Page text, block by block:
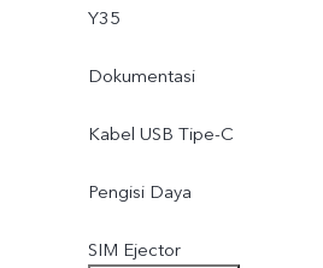
Y35
Dokumentasi
Kabel USB Tipe-C
Pengisi Daya
SIM Ejector